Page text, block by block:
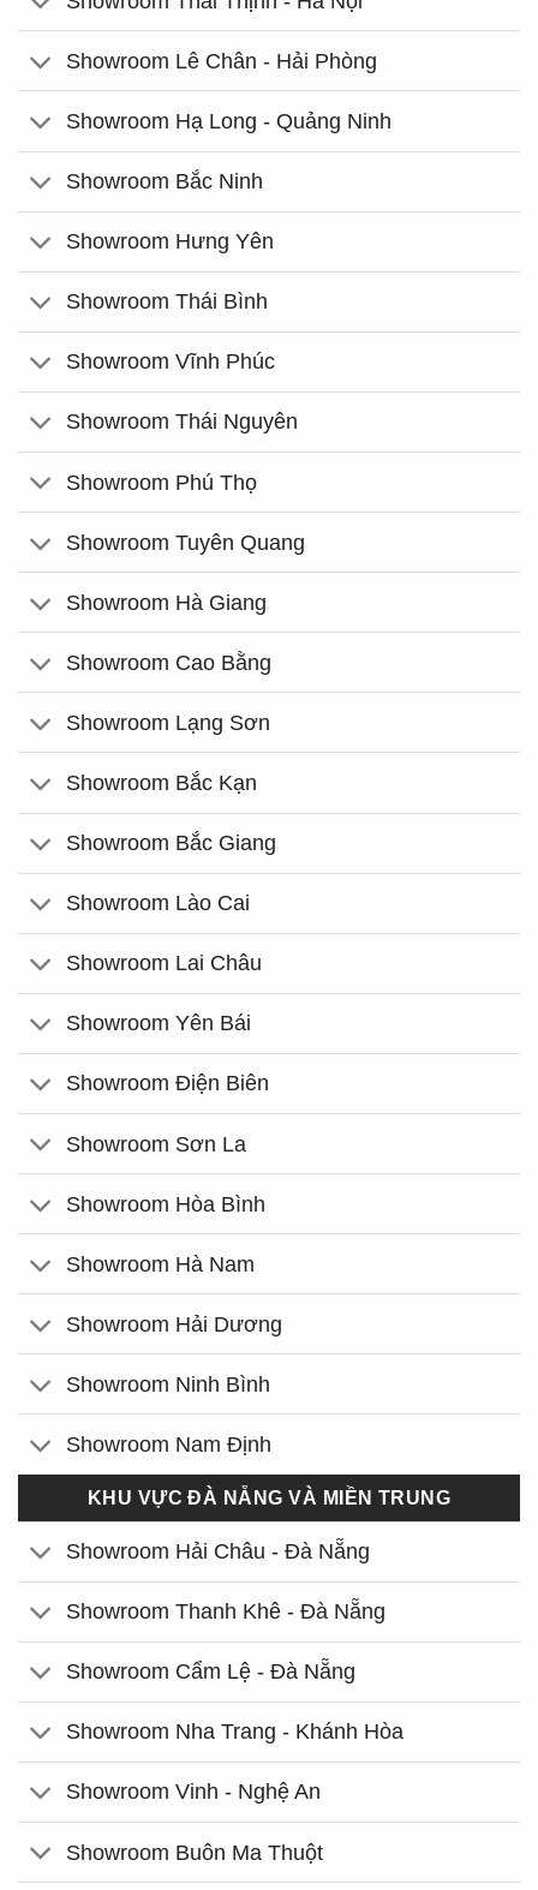
Showroom Lê Chân - Hải Phòng
Showroom Hạ Long - Quảng Ninh
Showroom Bắc Ninh
Showroom Hưng Yên
Showroom Thái Bình
Showroom Vĩnh Phúc
Showroom Thái Nguyên
Showroom Phú Thọ
Showroom Tuyên Quang
Showroom Hà Giang
Showroom Cao Bằng
Showroom Lạng Sơn
Showroom Bắc Kạn
Showroom Bắc Giang
Showroom Lào Cai
Showroom Lai Châu
Showroom Yên Bái
Showroom Điện Biên
Showroom Sơn La
Showroom Hòa Bình
Showroom Hà Nam
Showroom Hải Dương
Showroom Ninh Bình
Showroom Nam Định
KHU VỰC ĐÀ NẴNG VÀ MIỀN TRUNG
Showroom Hải Châu - Đà Nẵng
Showroom Thanh Khê - Đà Nẵng
Showroom Cẩm Lệ - Đà Nẵng
Showroom Nha Trang - Khánh Hòa
Showroom Vinh - Nghệ An
Showroom Buôn Ma Thuột